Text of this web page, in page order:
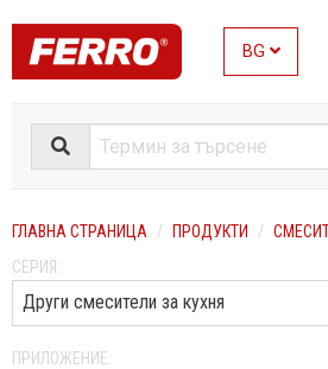
BG
ГЛАВНА СТРАНИЦА ПРОДУКТИ
СЕРИЯ:
ПРИЛОЖЕНИЕ: